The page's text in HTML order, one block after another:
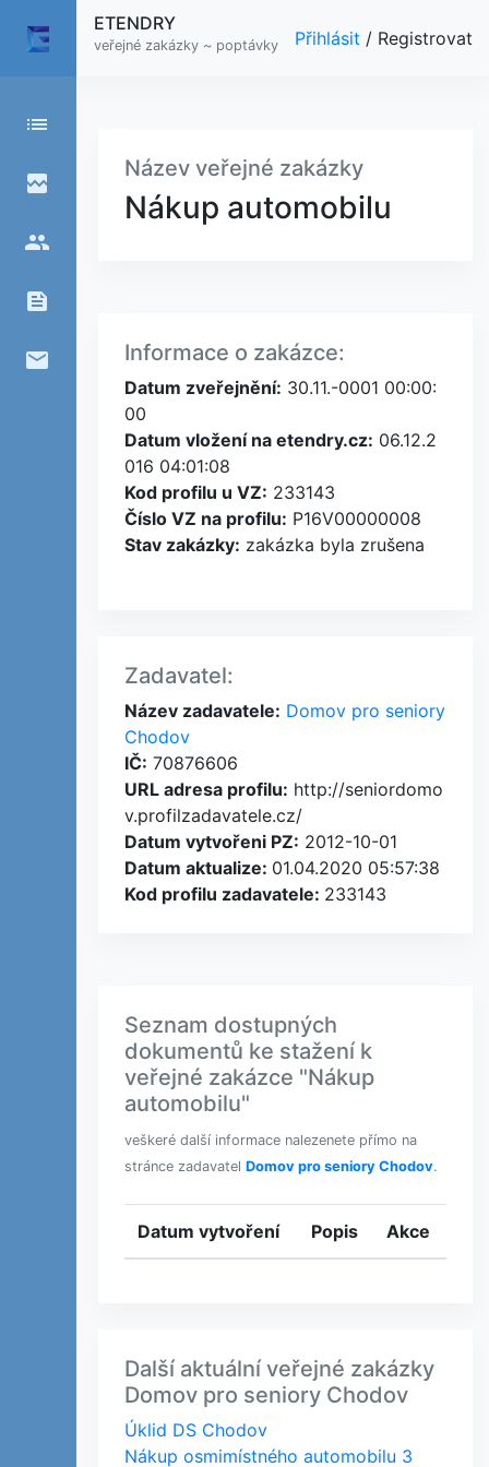
list
broken_image
people
feed
email
ETENDRY
veřejné zakázky ~ poptávky Přihlásit / Registrovat
Název veřejné zakázky
Nákup automobilu
Informace o zakázce:
Datum zveřejnění: 30.11.-0001 00:00:
00
Datum vložení na etendry.cz: 06.12.2
016 04:01:08
Kod profilu u VZ: 233143
Číslo VZ na profilu: P16V00000008
Stav zakázky: zakázka byla zrušena
Zadavatel:
Název zadavatele: Domov pro seniory
Chodov
IČ: 70876606
URL adresa profilu: http://seniordomo
v.profilzadavatele.cz/
Datum vytvořeni PZ: 2012-10-01
Datum aktualize: 01.04.2020 05:57:38
Kod profilu zadavatele: 233143
Seznam dostupných
dokumentů ke stažení k
veřejné zakázce "Nákup
automobilu"
veškeré další informace nalezenete přímo na
stránce zadavatel Domov pro seniory Chodov.
Datum vytvoření Popis Akce
Další aktuální veřejné zakázky
Domov pro seniory Chodov
Úklid DS Chodov
Nákup osmimístného automobilu 3